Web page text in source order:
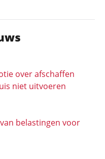
over afschaffen
niet uitvoeren
belastingen voor